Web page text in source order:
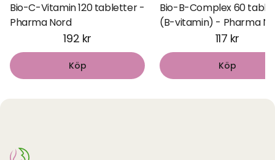
Bio-C-Vitamin 120 tabletter -
Pharma Nord
192 kr
Köp
Bio-B-Complex 60
(B-vitamin) - Pharma
117 kr
Köp